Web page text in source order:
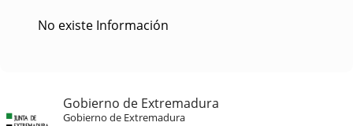
No existe Información
Gobierno de Extremadura
Gobierno de Extremadura